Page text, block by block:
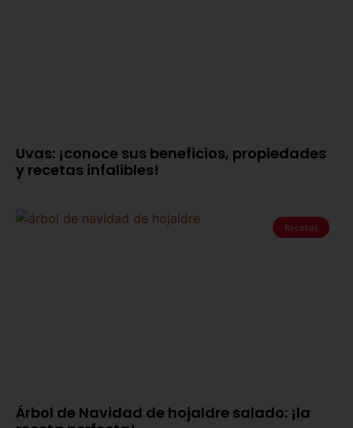
Uvas: ¡conoce sus beneficios, propiedades
y recetas infalibles!
Recetas
Árbol de Navidad de hojaldre salado: ¡la